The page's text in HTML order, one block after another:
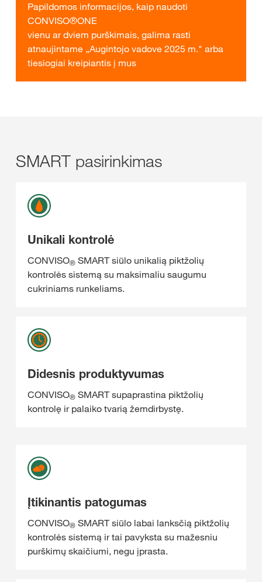
Papildomos informacijos, kaip naudoti
CONVISO®ONE
vienu ar dviem purškimais, galima rasti
atnaujintame „Augintojo vadove 2025 m." arba
tiesiogiai kreipiantis į mus
SMART pasirinkimas
Unikali kontrolė
CONVISO® SMART siūlo unikalią piktžolių
kontrolės sistemą su maksimaliu saugumu
cukriniams runkeliams.
Didesnis produktyvumas
CONVISO® SMART supaprastina piktžolių
kontrolę ir palaiko tvarią žemdirbystę.
Įtikinantis patogumas
CONVISO® SMART siūlo labai lanksčią piktžolių
kontrolės sistemą ir tai pavyksta su mažesniu
purškimų skaičiumi, negu įprasta.